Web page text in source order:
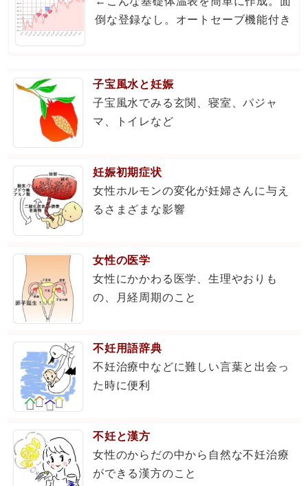
倒な登録なし。オートセーブ機能付き
子宝風水と妊娠
子宝風水でみる玄関、寝室、パジャ
マ、トイレなど
妊娠初期症状
女性ホルモンの変化が妊婦さんに与え
るさまざまな影響
女性の医学
女性にかかわる医学、生理やおりも
の、月経周期のこと
不妊用語辞典
不妊治療中などに難しい言葉と出会っ
た時に便利
不妊と漢方
女性のからだの中から自然な不妊治療
ができる漢方のこと